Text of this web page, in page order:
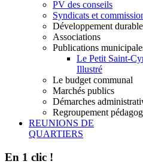
PV des conseils
Syndicats et
Développement durable
Associations
Publications
Le Petit Saint-
Illustré
Le budget communal
Marchés publics
Démarches
Regroupement
REUNIONS DE
QUARTIERS
En 1 clic !